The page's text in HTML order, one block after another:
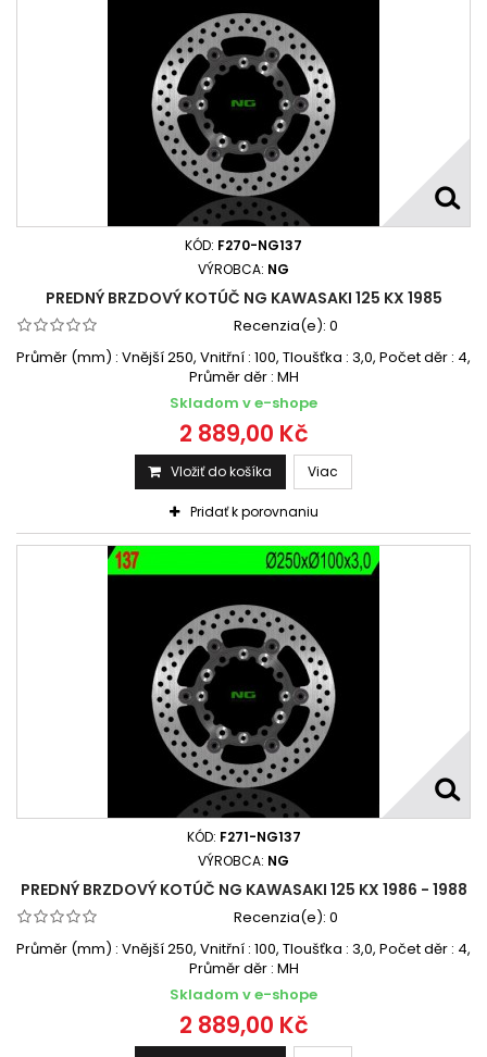
KÓD: F270-NG137
VÝROBCA: NG
PREDNÝ BRZDOVÝ KOTÚČ NG KAWASAKI 125 KX 1985
Recenzia(e): 0
Průměr (mm) : Vnější 250, Vnitřní : 100, Tloušťka : 3,0, Počet děr : 4,
Průměr děr : MH
Skladom v e-shope
2 889,00 Kč
Vložiť do košíka Viac
Pridať k porovnaniu
KÓD: F271-NG137
VÝROBCA: NG
PREDNÝ BRZDOVÝ KOTÚČ NG KAWASAKI 125 KX 1986 - 1988
Recenzia(e): 0
Průměr (mm) : Vnější 250, Vnitřní : 100, Tloušťka : 3,0, Počet děr : 4,
Průměr děr : MH
Skladom v e-shope
2 889,00 Kč